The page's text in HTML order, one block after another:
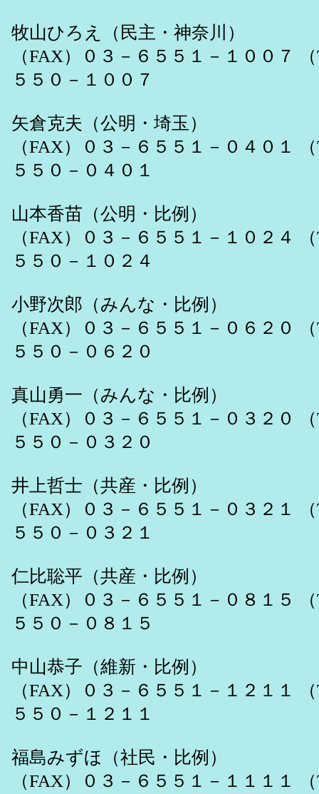
牧山ひろえ（民主・神奈川）
（FAX）０３－６５５１－１００７
５５０－１００７
矢倉克夫（公明・埼玉）
（FAX）０３－６５５１－０４０１
５５０－０４０１
山本香苗（公明・比例）
（FAX）０３－６５５１－１０２４
５５０－１０２４
小野次郎（みんな・比例）
（FAX）０３－６５５１－０６２０
５５０－０６２０
真山勇一（みんな・比例）
（FAX）０３－６５５１－０３２０
５５０－０３２０
井上哲士（共産・比例）
（FAX）０３－６５５１－０３２１
５５０－０３２１
仁比聡平（共産・比例）
（FAX）０３－６５５１－０８１５
５５０－０８１５
中山恭子（維新・比例）
（FAX）０３－６５５１－１２１１
５５０－１２１１
福島みずほ（社民・比例）
（FAX）０３－６５５１－１１１１